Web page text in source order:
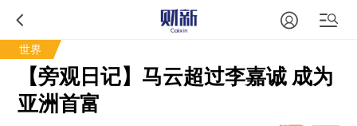
世界
【旁观日记】马云超过李嘉诚 成为
亚洲首富